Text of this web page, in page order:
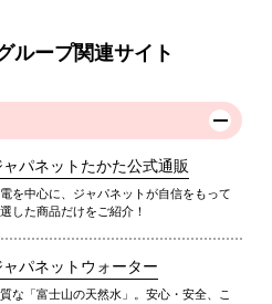
ループ関連サイト
ャパネットたかた公式通販
を中心に、ジャパネットが自信をもって
した商品だけをご紹介！
ャパネットウォーター
質な「富士山の天然水」。安心・安全、こ